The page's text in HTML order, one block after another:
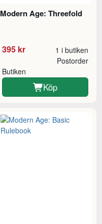
Modern Age: Threefold
395 kr 1 i butiken
Butiken
Postorder
Köp